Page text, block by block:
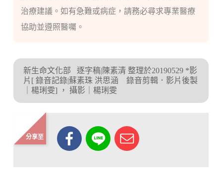
治療建議。如有急難或病症，請務必尋求專業醫療
協助並遵照醫囑。
新生命文化部
逐字稿|陳素清 整理於20190529 *影
片[ 錄音記錄|蘇素珠 洪思涵 錄音剪輯．影片後製
｜楊琍雯]
， 攝影｜楊琍雯
分享至